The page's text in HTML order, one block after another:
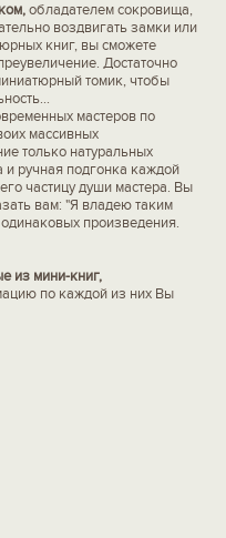
обладателем сокровища,
воздвигать замки или
книг, вы сможете
Достаточно
томик, чтобы
мастеров по
массивных
только натуральных
и ручная подгонка каждой
частицу души мастера. Вы
вам: "Я владею таким
произведения.
из мини-книг,
по каждой из них Вы